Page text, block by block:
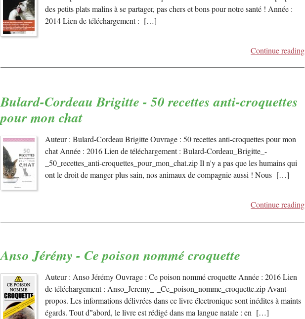
des petits plats malins à se partager, pas chers et bons pour notre santé ! Année :
2014 Lien de téléchargement : […]
Continue reading
Bulard-Cordeau Brigitte - 50 recettes anti-croquettes
pour mon chat
Auteur : Bulard-Cordeau Brigitte Ouvrage : 50 recettes anti-croquettes pour mon
chat Année : 2016 Lien de téléchargement : Bulard-Cordeau_Brigitte_-
_50_recettes_anti-croquettes_pour_mon_chat.zip Il n'y a pas que les humains qui
ont le droit de manger plus sain, nos animaux de compagnie aussi ! Nous […]
Continue reading
Anso Jérémy - Ce poison nommé croquette
Auteur : Anso Jérémy Ouvrage : Ce poison nommé croquette Année : 2016 Lien
de téléchargement : Anso_Jeremy_-_Ce_poison_nomme_croquette.zip Avant-
propos. Les informations délivrées dans ce livre électronique sont inédites à maints
égards. Tout d‟abord, le livre est rédigé dans ma langue natale : en […]